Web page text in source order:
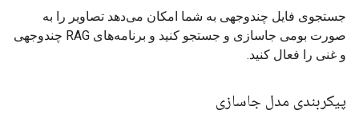
جستجوی فایل چندوجهی به شما امکان می‌دهد تصاویر را به
صورت بومی جاسازی و جستجو کنید و برنامه‌های RAG چندوجهی
و غنی را فعال کنید.
پیکربندی مدل جاسازی